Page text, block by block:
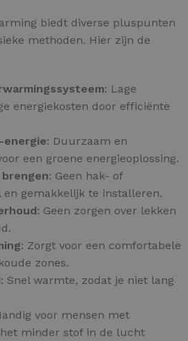
biedt diverse pluspunten
methoden. Hier zijn de
: Lage
energiekosten door efficiënte
energie: Duurzaam en
een groene energieoplossing.
: Geen hak- of
en gemakkelijk te installeren.
: Geen zorgen over lekken
: Zorgt voor een comfortabele
zones.
: Snel warmte, zodat je niet lang
voor mensen met
minder stof in de lucht